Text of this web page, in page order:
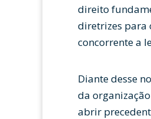
direito
diretrizes para
concorrente a
Diante desse
da
abrir